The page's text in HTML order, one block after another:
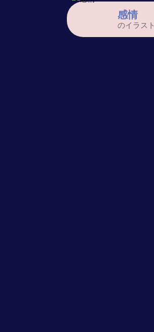
感情
のイラスト